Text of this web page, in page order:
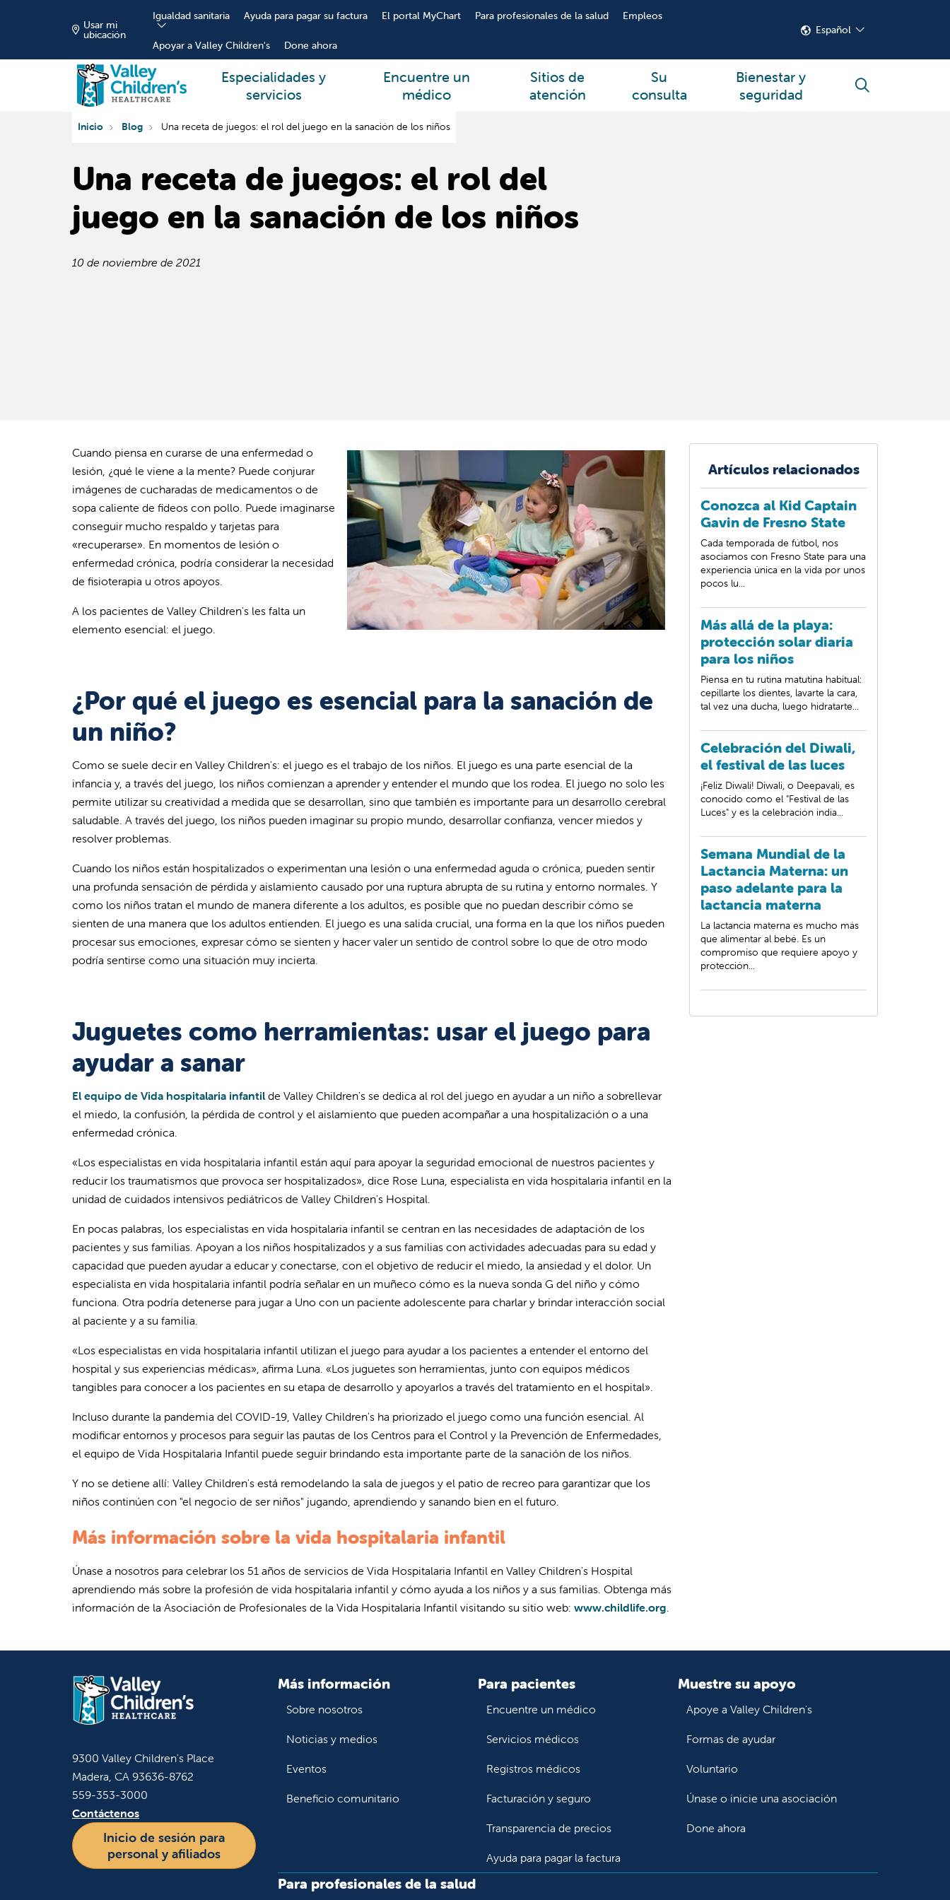
Usar mi
ubicación
Igualdad sanitaria Ayuda para pagar su factura El portal MyChart Para profesionales de la salud Empleos
Apoyar a Valley Children's Done ahora
Español
Especialidades y
servicios
Encuentre un
médico
Sitios de
atención
Su
consulta
Bienestar y
seguridad
buscar
Inicio Blog Una receta de juegos: el rol del juego en la sanación de los niños
Una receta de juegos: el rol del
juego en la sanación de los niños
10 de noviembre de 2021
Cuando piensa en curarse de una enfermedad o
lesión, ¿qué le viene a la mente? Puede conjurar
imágenes de cucharadas de medicamentos o de
sopa caliente de fideos con pollo. Puede imaginarse
conseguir mucho respaldo y tarjetas para
«recuperarse». En momentos de lesión o
enfermedad crónica, podría considerar la necesidad
de fisioterapia u otros apoyos.
A los pacientes de Valley Children's les falta un
elemento esencial: el juego.
¿Por qué el juego es esencial para la sanación de
un niño?
Como se suele decir en Valley Children's: el juego es el trabajo de los niños. El juego es una parte esencial de la
infancia y, a través del juego, los niños comienzan a aprender y entender el mundo que los rodea. El juego no solo les
permite utilizar su creatividad a medida que se desarrollan, sino que también es importante para un desarrollo cerebral
saludable. A través del juego, los niños pueden imaginar su propio mundo, desarrollar confianza, vencer miedos y
resolver problemas.
Cuando los niños están hospitalizados o experimentan una lesión o una enfermedad aguda o crónica, pueden sentir
una profunda sensación de pérdida y aislamiento causado por una ruptura abrupta de su rutina y entorno normales. Y
como los niños tratan el mundo de manera diferente a los adultos, es posible que no puedan describir cómo se
sienten de una manera que los adultos entienden. El juego es una salida crucial, una forma en la que los niños pueden
procesar sus emociones, expresar cómo se sienten y hacer valer un sentido de control sobre lo que de otro modo
podría sentirse como una situación muy incierta.
Juguetes como herramientas: usar el juego para
ayudar a sanar
El equipo de Vida hospitalaria infantil de Valley Children's se dedica al rol del juego en ayudar a un niño a sobrellevar
el miedo, la confusión, la pérdida de control y el aislamiento que pueden acompañar a una hospitalización o a una
enfermedad crónica.
«Los especialistas en vida hospitalaria infantil están aquí para apoyar la seguridad emocional de nuestros pacientes y
reducir los traumatismos que provoca ser hospitalizados», dice Rose Luna, especialista en vida hospitalaria infantil en la
unidad de cuidados intensivos pediátricos de Valley Children's Hospital.
En pocas palabras, los especialistas en vida hospitalaria infantil se centran en las necesidades de adaptación de los
pacientes y sus familias. Apoyan a los niños hospitalizados y a sus familias con actividades adecuadas para su edad y
capacidad que pueden ayudar a educar y conectarse, con el objetivo de reducir el miedo, la ansiedad y el dolor. Un
especialista en vida hospitalaria infantil podría señalar en un muñeco cómo es la nueva sonda G del niño y cómo
funciona. Otra podría detenerse para jugar a Uno con un paciente adolescente para charlar y brindar interacción social
al paciente y a su familia.
«Los especialistas en vida hospitalaria infantil utilizan el juego para ayudar a los pacientes a entender el entorno del
hospital y sus experiencias médicas», afirma Luna. «Los juguetes son herramientas, junto con equipos médicos
tangibles para conocer a los pacientes en su etapa de desarrollo y apoyarlos a través del tratamiento en el hospital».
Incluso durante la pandemia del COVID-19, Valley Children's ha priorizado el juego como una función esencial. Al
modificar entornos y procesos para seguir las pautas de los Centros para el Control y la Prevención de Enfermedades,
el equipo de Vida Hospitalaria Infantil puede seguir brindando esta importante parte de la sanación de los niños.
Y no se detiene allí: Valley Children's está remodelando la sala de juegos y el patio de recreo para garantizar que los
niños continúen con "el negocio de ser niños" jugando, aprendiendo y sanando bien en el futuro.
Más información sobre la vida hospitalaria infantil
Únase a nosotros para celebrar los 51 años de servicios de Vida Hospitalaria Infantil en Valley Children's Hospital
aprendiendo más sobre la profesión de vida hospitalaria infantil y cómo ayuda a los niños y a sus familias. Obtenga más
información de la Asociación de Profesionales de la Vida Hospitalaria Infantil visitando su sitio web: www.childlife.org
Artículos relacionados
Conozca al Kid Captain
Gavin de Fresno State
Cada temporada de fútbol, nos
asociamos con Fresno State para una
experiencia única en la vida por unos
pocos lu...
Más allá de la playa:
protección solar diaria
para los niños
Piensa en tu rutina matutina habitual:
cepillarte los dientes, lavarte la cara,
tal vez una ducha, luego hidratarte...
Celebración del Diwali,
el festival de las luces
¡Feliz Diwali! Diwali, o Deepavali, es
conocido como el "Festival de las
Luces" y es la celebración india...
Semana Mundial de la
Lactancia Materna: un
paso adelante para la
lactancia materna
La lactancia materna es mucho más
que alimentar al bebé. Es un
compromiso que requiere apoyo y
protección...
9300 Valley Children's Place
Madera, CA 93636-8762
559-353-3000
Contáctenos
Inicio de sesión para
personal y afiliados
Más información
Sobre nosotros
Noticias y medios
Eventos
Beneficio comunitario
Para pacientes
Encuentre un médico
Servicios médicos
Registros médicos
Facturación y seguro
Transparencia de precios
Ayuda para pagar la factura
Muestre su apoyo
Apoye a Valley Children's
Formas de ayudar
Voluntario
Únase o inicie una asociación
Done ahora
Para profesionales de la salud